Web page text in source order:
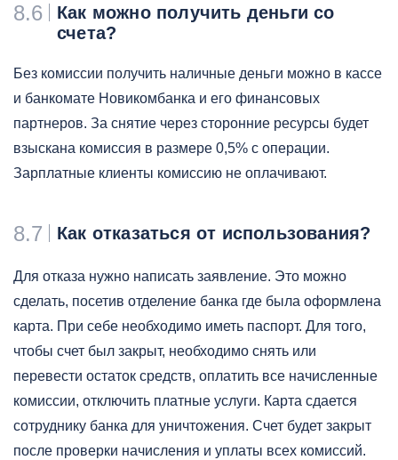
8.6
Как можно получить деньги со
счета?
Без комиссии получить наличные деньги можно в кассе
и банкомате Новикомбанка и его финансовых
партнеров. За снятие через сторонние ресурсы будет
взыскана комиссия в размере 0,5% с операции.
Зарплатные клиенты комиссию не оплачивают.
8.7 Как отказаться от использования?
Для отказа нужно написать заявление. Это можно
сделать, посетив отделение банка где была оформлена
карта. При себе необходимо иметь паспорт. Для того,
чтобы счет был закрыт, необходимо снять или
перевести остаток средств, оплатить все начисленные
комиссии, отключить платные услуги. Карта сдается
сотруднику банка для уничтожения. Счет будет закрыт
после проверки начисления и уплаты всех комиссий.